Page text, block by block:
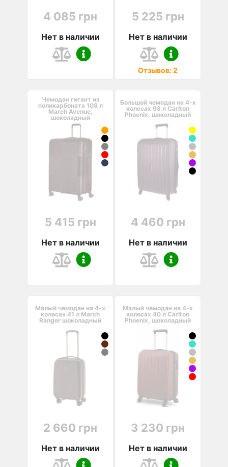
4 085 грн
Нет в наличии
5 225 грн
Нет в наличии
Отзывов: 2
Чемодан гигант из
поликарбоната 108 л
March Avenue,
шоколадный
5 415 грн
Нет в наличии
Большой чемодан на 4-х
колесах 98 л Carlton
Phoenix, шоколадный
4 460 грн
Нет в наличии
Малый чемодан на 4-х
колесах 41 л March
Ranger шоколадный
2 660 грн
Нет в наличии
Малый чемодан на 4-х
колесах 40 л Carlton
Phoenix, шоколадный
3 230 грн
Нет в наличии